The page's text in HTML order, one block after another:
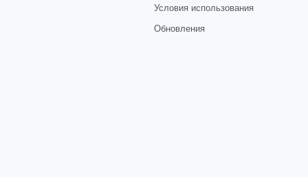
Условия использования
Обновления